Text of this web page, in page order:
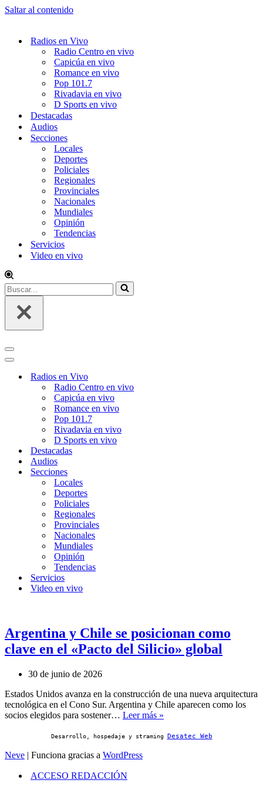
Saltar al contenido
Radios en Vivo
Radio Centro en vivo
Capicúa en vivo
Romance en vivo
Pop 101.7
Rivadavia en vivo
D Sports en vivo
Destacadas
Audios
Secciones
Locales
Deportes
Policiales
Regionales
Provinciales
Nacionales
Mundiales
Opinión
Tendencias
Servicios
Video en vivo
Buscar...
Menú
de
Menú
navegaciónRadios en Vivo
Radio Centro en vivo
Capicúa en vivo
Romance en vivo
Pop 101.7
Rivadavia en vivo
D Sports en vivo
Destacadas
Audios
Secciones
Locales
Deportes
Policiales
Regionales
Provinciales
Nacionales
Mundiales
Opinión
Tendencias
Servicios
Video en vivo
Argentina y Chile se posicionan como
clave en el «Pacto del Silicio» global
30 de junio de 2026
Estados Unidos avanza en la construcción de una nueva arquitectura
tecnológica en el Cono Sur. Argentina y Chile aparecen como los
socios elegidos para sostener… Leer más »
Chile
Desarrollo, hospedaje y straming Desatec Web
Neve | Funciona gracias a WordPress
ACCESO REDACCIÓN